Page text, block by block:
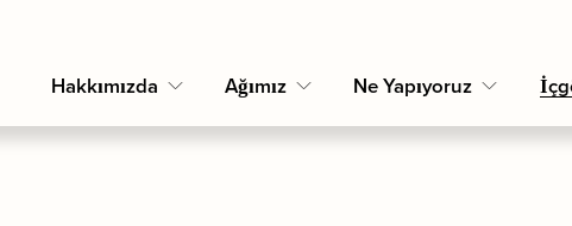
Hakkımızda Ağımız Ne Yapıyoruz